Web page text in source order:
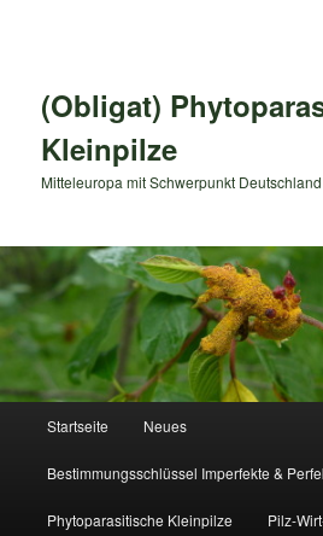
(Obligat)
Kleinpilze
Mitteleuropa mit Schwerpunkt Deutschland
Startseite Neues
Bestimmungsschlüssel Imperfekte &
Phytoparasitische Kleinpilze Pilz-